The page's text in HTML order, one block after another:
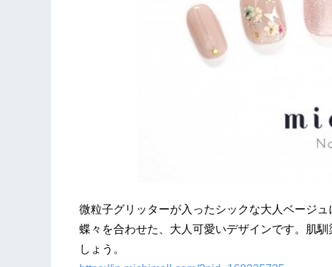
微粒子グリッターが入ったシックな大人ベージ
蝶々を合わせた、大人可愛いデザインです。肌
しょう。